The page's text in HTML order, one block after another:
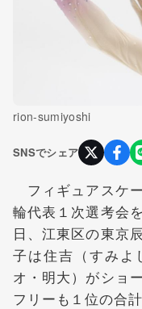
rion-sumiyoshi
SNSでシェア
フィギュアスケ
輪代表１次選考会
日、江東区の東京
子は住吉（すみよ
オ・明大）がショ
フリーも１位の合